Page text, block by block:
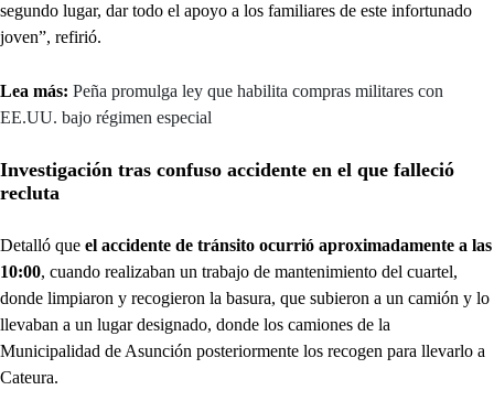
segundo lugar, dar todo el apoyo a los familiares de este infortunado
joven”, refirió.
Lea más: Peña promulga ley que habilita compras militares con
EE.UU. bajo régimen especial
Investigación tras confuso accidente en el que falleció
recluta
Detalló que el accidente de tránsito ocurrió aproximadamente a las
10:00, cuando realizaban un trabajo de mantenimiento del cuartel,
donde limpiaron y recogieron la basura, que subieron a un camión y lo
llevaban a un lugar designado, donde los camiones de la
Municipalidad de Asunción posteriormente los recogen para llevarlo a
Cateura.